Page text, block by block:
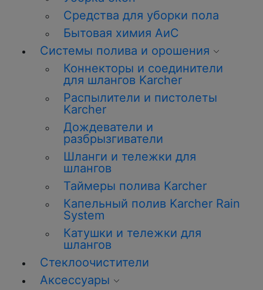
Средства для уборки пола
Бытовая химия АиС
Системы полива и орошения
Коннекторы и соединители
для шлангов Karcher
Распылители и пистолеты
Karcher
Дождеватели и
разбрызгиватели
Шланги и тележки для
шлангов
Таймеры полива Karcher
Капельный полив Karcher Rain
System
Катушки и тележки для
шлангов
Стеклоочистители
Аксессуары